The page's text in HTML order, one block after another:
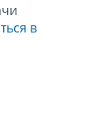
в